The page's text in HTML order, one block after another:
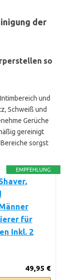
der
so
und
Schweiß und
Gerüche
gereinigt
sorgst
EMPFEHLUNG
für
Inkl. 2
49,95 €